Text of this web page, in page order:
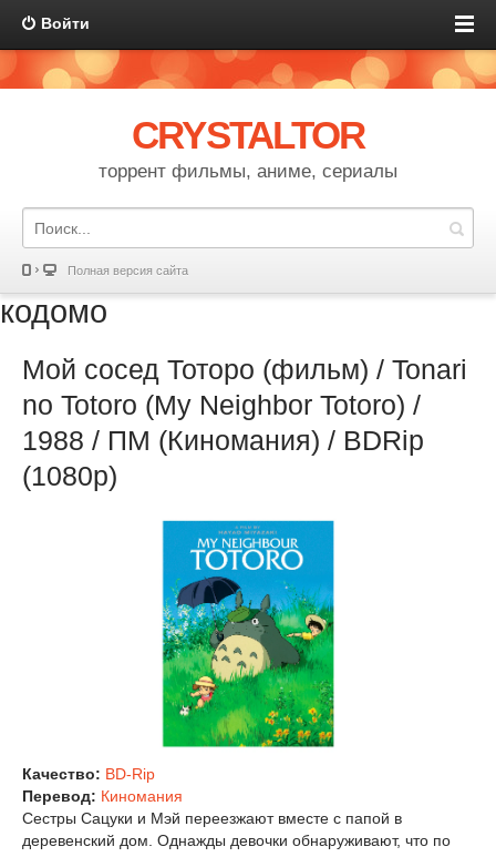
Войти
CRYSTALTOR
торрент фильмы, аниме, сериалы
Полная версия сайта
кодомо
Мой сосед Тоторо (фильм) / Tonari
no Totoro (My Neighbor Totoro) /
1988 / ПМ (Киномания) / BDRip
(1080p)
Качество: BD-Rip
Перевод: Киномания
Сестры Сацуки и Мэй переезжают вместе с папой в
деревенский дом. Однажды девочки обнаруживают, что по